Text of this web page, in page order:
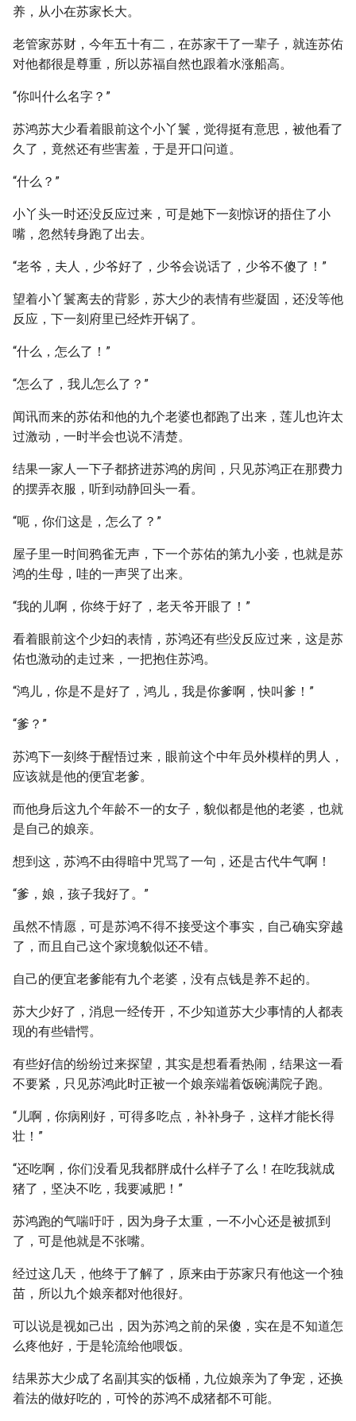
养，从小在苏家长大。
老管家苏财，今年五十有二，在苏家干了一辈子，就连苏佑
对他都很是尊重，所以苏福自然也跟着水涨船高。
“你叫什么名字？”
苏鸿苏大少看着眼前这个小丫鬟，觉得挺有意思，被他看了
久了，竟然还有些害羞，于是开口问道。
“什么？”
小丫头一时还没反应过来，可是她下一刻惊讶的捂住了小
嘴，忽然转身跑了出去。
“老爷，夫人，少爷好了，少爷会说话了，少爷不傻了！”
望着小丫鬟离去的背影，苏大少的表情有些凝固，还没等他
反应，下一刻府里已经炸开锅了。
“什么，怎么了！”
“怎么了，我儿怎么了？”
闻讯而来的苏佑和他的九个老婆也都跑了出来，莲儿也许太
过激动，一时半会也说不清楚。
结果一家人一下子都挤进苏鸿的房间，只见苏鸿正在那费力
的摆弄衣服，听到动静回头一看。
“呃，你们这是，怎么了？”
屋子里一时间鸦雀无声，下一个苏佑的第九小妾，也就是苏
鸿的生母，哇的一声哭了出来。
“我的儿啊，你终于好了，老天爷开眼了！”
看着眼前这个少妇的表情，苏鸿还有些没反应过来，这是苏
佑也激动的走过来，一把抱住苏鸿。
“鸿儿，你是不是好了，鸿儿，我是你爹啊，快叫爹！”
“爹？”
苏鸿下一刻终于醒悟过来，眼前这个中年员外模样的男人，
应该就是他的便宜老爹。
而他身后这九个年龄不一的女子，貌似都是他的老婆，也就
是自己的娘亲。
想到这，苏鸿不由得暗中咒骂了一句，还是古代牛气啊！
“爹，娘，孩子我好了。”
虽然不情愿，可是苏鸿不得不接受这个事实，自己确实穿越
了，而且自己这个家境貌似还不错。
自己的便宜老爹能有九个老婆，没有点钱是养不起的。
苏大少好了，消息一经传开，不少知道苏大少事情的人都表
现的有些错愕。
有些好信的纷纷过来探望，其实是想看看热闹，结果这一看
不要紧，只见苏鸿此时正被一个娘亲端着饭碗满院子跑。
“儿啊，你病刚好，可得多吃点，补补身子，这样才能长得
壮！”
“还吃啊，你们没看见我都胖成什么样子了么！在吃我就成
猪了，坚决不吃，我要减肥！”
苏鸿跑的气喘吁吁，因为身子太重，一不小心还是被抓到
了，可是他就是不张嘴。
经过这几天，他终于了解了，原来由于苏家只有他这一个独
苗，所以九个娘亲都对他很好。
可以说是视如己出，因为苏鸿之前的呆傻，实在是不知道怎
么疼他好，于是轮流给他喂饭。
结果苏大少成了名副其实的饭桶，九位娘亲为了争宠，还换
着法的做好吃的，可怜的苏鸿不成猪都不可能。